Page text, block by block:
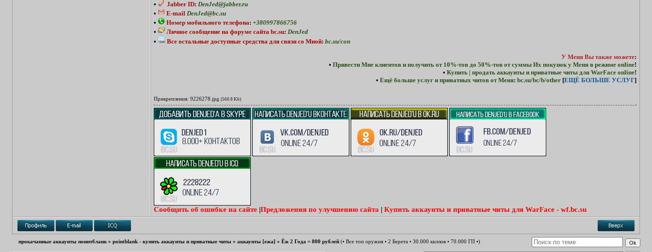
•
Jabber ID: DenJed@jabber.ru
•
E-mail DenJed@bc.su
•
Номер мобильного телефона: +380997866756
•
Личное сообщение на форуме сайта bc.su: DenJed
•
Все остальные доступные средства для связи со Мной: bc.su/con
У Меня Вы также можете:
• Привести Мне клиентов и получить от 10%-тов до 50%-тов от суммы Их покупок у Меня в режиме online!
• Купить | продать аккаунты и приватные читы для WarFace online!
• Ещё больше услуг и приватных читов от Меня: bc.su/bc/b/other [ЕЩЁ БОЛЬШЕ УСЛУГ]
Прикрепления: 9226278.jpg (560.8 Kb)
Сообщить об ошибке на сайте |Предложения по улучшению сайта | Купить аккаунты и приватные читы для WarFace - wf.bc.su
прокачанные аккаунты поинтбланк » pointblank - купить аккаунты и приватные читы » аккаунты [ежа] » Ёж 2 Года = 800 рублей (• Все топ оружия • 2 Берета • 30.000 киллов • 70.000 ГП •)